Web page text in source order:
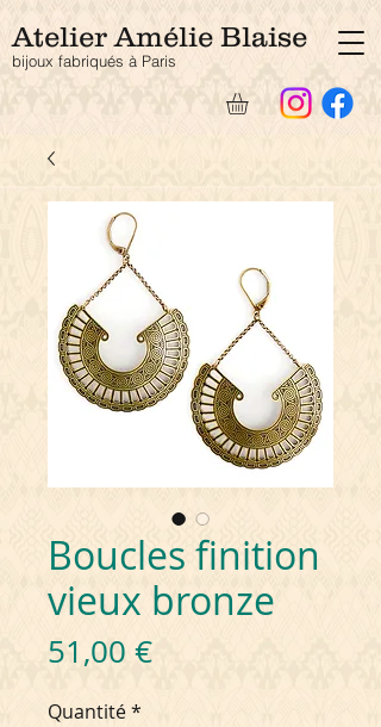
Atelier Amélie Blaise
bijoux fabriqués à Paris
Boucles finition
vieux bronze
51,00 €Prix
Quantité*